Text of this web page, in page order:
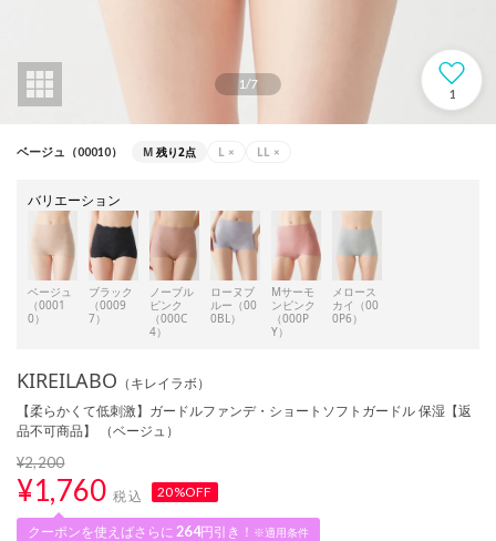
1/7
1
ベージュ（00010） M 残り2点 L × LL ×
バリエーション
ベージュ
（0001
0）
ブラック
（0009
7）
ノーブル
ピンク
（000C
4）
ローヌブ
ルー（00
0BL）
Mサーモ
ンピンク
（000P
Y）
メロース
カイ（00
0P6）
KIREILABO （キレイラボ）
【柔らかくて低刺激】ガードルファンデ・ショートソフトガードル 保湿【返
品不可商品】 （ベージュ）
¥2,200
¥1,760 税込 20%OFF
クーポンを使えばさらに 264円引き！ ※適用条件